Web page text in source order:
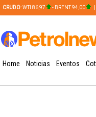
CRUDO: WTI 86,97 - BRENT 94,00
Home Noticias Eventos